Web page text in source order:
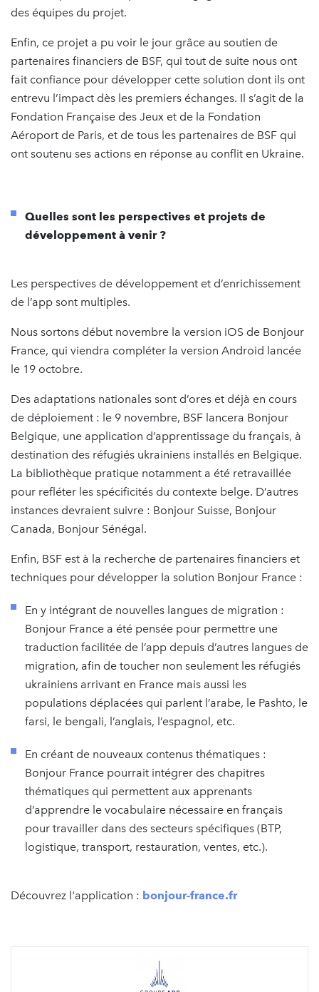
des équipes du projet.
Enfin, ce projet a pu voir le jour grâce au soutien de
partenaires financiers de BSF, qui tout de suite nous ont
fait confiance pour développer cette solution dont ils ont
entrevu l’impact dès les premiers échanges. Il s’agit de la
Fondation Française des Jeux et de la Fondation
Aéroport de Paris, et de tous les partenaires de BSF qui
ont soutenu ses actions en réponse au conflit en Ukraine.
Quelles sont les perspectives et projets de
développement à venir ?
Les perspectives de développement et d’enrichissement
de l’app sont multiples.
Nous sortons début novembre la version iOS de Bonjour
France, qui viendra compléter la version Android lancée
le 19 octobre.
Des adaptations nationales sont d’ores et déjà en cours
de déploiement : le 9 novembre, BSF lancera Bonjour
Belgique, une application d’apprentissage du français, à
destination des réfugiés ukrainiens installés en Belgique.
La bibliothèque pratique notamment a été retravaillée
pour refléter les spécificités du contexte belge. D’autres
instances devraient suivre : Bonjour Suisse, Bonjour
Canada, Bonjour Sénégal.
Enfin, BSF est à la recherche de partenaires financiers et
techniques pour développer la solution Bonjour France :
En y intégrant de nouvelles langues de migration :
Bonjour France a été pensée pour permettre une
traduction facilitée de l’app depuis d’autres langues de
migration, afin de toucher non seulement les réfugiés
ukrainiens arrivant en France mais aussi les
populations déplacées qui parlent l’arabe, le Pashto, le
farsi, le bengali, l’anglais, l’espagnol, etc.
En créant de nouveaux contenus thématiques :
Bonjour France pourrait intégrer des chapitres
thématiques qui permettent aux apprenants
d’apprendre le vocabulaire nécessaire en français
pour travailler dans des secteurs spécifiques (BTP,
logistique, transport, restauration, ventes, etc.).
Découvrez l'application : bonjour-france.fr